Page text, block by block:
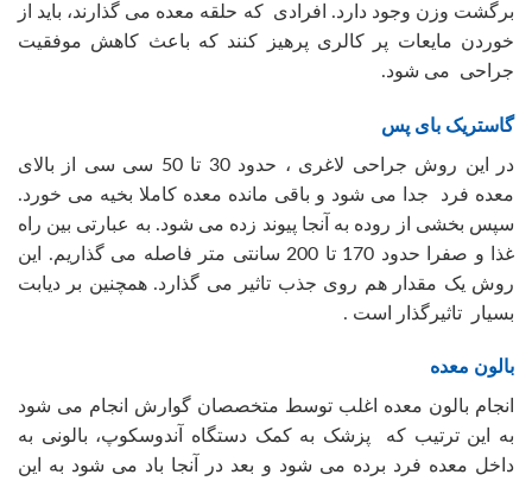
برگشت وزن وجود دارد. افرادی که حلقه معده می گذارند، باید از
خوردن مایعات پر کالری پرهیز کنند که باعث کاهش موفقیت
جراحی می شود.
گاستریک بای پس
در این روش جراحی لاغری ، حدود 30 تا 50 سی سی از بالای
معده فرد جدا می شود و باقی مانده معده کاملا بخیه می خورد.
سپس بخشی از روده به آنجا پیوند زده می شود. به عبارتی بین راه
غذا و صفرا حدود 170 تا 200 سانتی متر فاصله می گذاریم. این
روش یک مقدار هم روی جذب تاثیر می گذارد. همچنین بر دیابت
بسیار تاثیرگذار است .
بالون معده
انجام بالون معده اغلب توسط متخصصان گوارش انجام می شود
به این ترتیب که پزشک به کمک دستگاه آندوسکوپ، بالونی به
داخل معده فرد برده می شود و بعد در آنجا باد می شود به این